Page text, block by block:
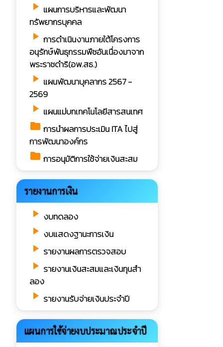
play_arrow แผนการบริหารและพัฒนา
ทรัพยากรบุคคล
play_arrow การดำเนินงานภายใต้โครงการ
อนุรักษ์พันธุกรรมพืชอันเนื่องมาจาก
พระราชดำริ(อพ.สธ.)
play_arrow แผนพัฒนาบุคลากร 2567 -
2569
play_arrow แผนแม่บทเทคโนโลยีสารสนเทศ
folder การนำผลการประเมิน ITA ไปสู่
การพัฒนาองค์กร
folder การอนุมัติการใช้จ่ายเงินสะสม
รายงานการเงิน
play_arrow งบทดลอง
play_arrow งบแสดงฐานะการเงิน
play_arrow รายงานผลการตรวจสอบ
play_arrow รายงานเงินสะสมและเงินทุนสำ
ลอง
play_arrow รายงานรับจ่ายเงินประจำปี
แผนการใช้จ่ายงบประมาณประจำปี